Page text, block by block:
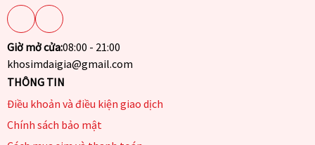
Giờ mở cửa:08:00 - 21:00
khosimdaigia@gmail.com
THÔNG TIN
Điều khoản và điều kiện giao dịch
Chính sách bảo mật